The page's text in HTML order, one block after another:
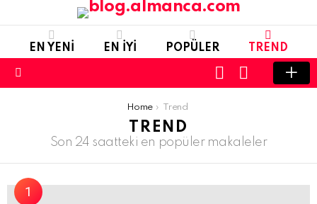
EN YENI EN IYI POPÜLER TREND
SWITCH
SKIN
LOGIN
Home Trend
TREND
Son 24 saatteki en popüler makaleler